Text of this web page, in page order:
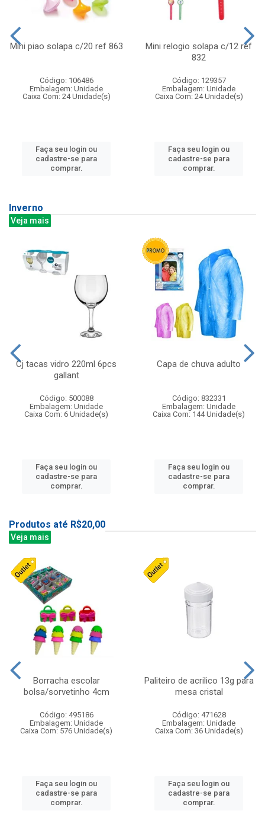
Mini piao solapa c/20 ref 863
Código: 106486
Embalagem: Unidade
Caixa Com: 24 Unidade(s)
Faça seu login ou
cadastre-se para
comprar.
Mini relogio solapa c/12 ref
832
Código: 129357
Embalagem: Unidade
Caixa Com: 24 Unidade(s)
Faça seu login ou
cadastre-se para
comprar.
Inverno
Veja mais
Cj tacas vidro 220ml 6pcs
gallant
Código: 500088
Embalagem: Unidade
Caixa Com: 6 Unidade(s)
Faça seu login ou
cadastre-se para
comprar.
Capa de chuva adulto
Código: 832331
Embalagem: Unidade
Caixa Com: 144 Unidade(s)
Faça seu login ou
cadastre-se para
comprar.
Produtos até R$20,00
Veja mais
Borracha escolar
bolsa/sorvetinho 4cm
Código: 495186
Embalagem: Unidade
Caixa Com: 576 Unidade(s)
Faça seu login ou
cadastre-se para
comprar.
Paliteiro de acrilico 13g para
mesa cristal
Código: 471628
Embalagem: Unidade
Caixa Com: 36 Unidade(s)
Faça seu login ou
cadastre-se para
comprar.